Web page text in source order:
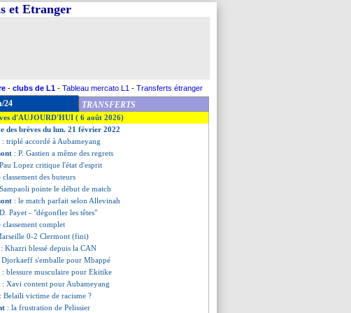
et Etranger
- clubs de L1 - Tableau mercato L1 - Transferts étranger
24 TRANSFERTS
d'AUJOURD'HUI ( 6 août 2026)
des brèves du lun. 21 février 2022
: triplé accordé à Aubameyang
: P. Gastien a même des regrets
Lopez critique l'état d'esprit
classement des buteurs
pointe le début de match
: le match parfait selon Allevinah
Payet - "dégonfler les têtes"
classement complet
0-2 Clermont (fini)
: Khazri blessé depuis la CAN
Djorkaeff s'emballe pour Mbappé
: blessure musculaire pour Ekitike
: Xavi content pour Aubameyang
: Belaïli victime de racisme ?
: la frustration de Pelissier